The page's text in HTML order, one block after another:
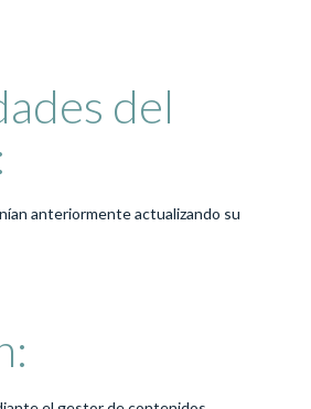
del
anteriormente actualizando su